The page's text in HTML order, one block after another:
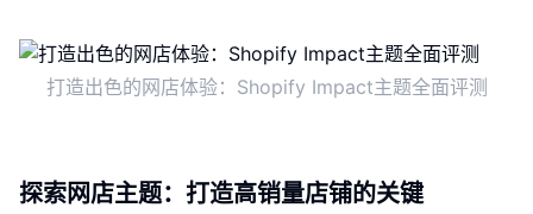
打造出色的网店体验：Shopify Impact主题全面评测
探索网店主题：打造高销量店铺的关键